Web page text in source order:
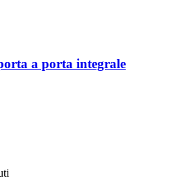
a porta integrale